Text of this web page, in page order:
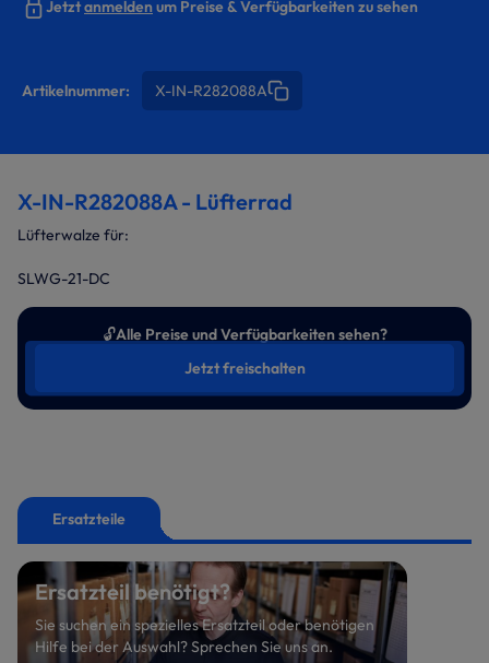
Jetztanmeldenum Preise & Verfügbarkeiten zu sehen
Artikelnummer: X-IN-R282088A
X-IN-R282088A - Lüfterrad
Lüfterwalze für:
SLWG-21-DC
🔓Alle Preise und Verfügbarkeiten sehen?
Jetzt freischalten
Ersatzteile
Ersatzteil benötigt?
Sie suchen ein spezielles Ersatzteil oder benötigen
Hilfe bei der Auswahl? Sprechen Sie uns an.